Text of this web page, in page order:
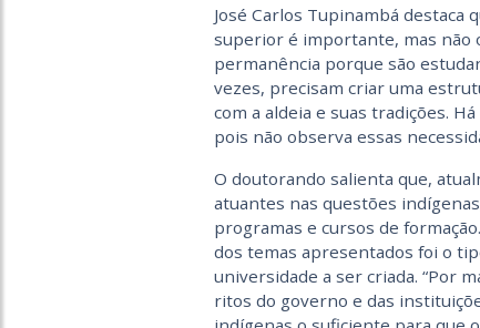
José Carlos Tupinambá destaca
superior é importante, mas não
permanência porque são
vezes, precisam criar uma
com a aldeia e suas tradições.
pois não observa essas
O doutorando salienta que,
atuantes nas questões
programas e cursos de
dos temas apresentados foi o
universidade a ser criada. “Por
ritos do governo e das